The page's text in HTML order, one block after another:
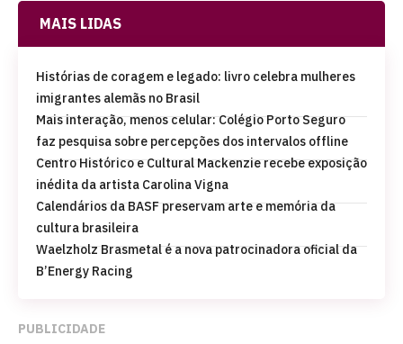
MAIS LIDAS
Histórias de coragem e legado: livro celebra mulheres
imigrantes alemãs no Brasil
Mais interação, menos celular: Colégio Porto Seguro
faz pesquisa sobre percepções dos intervalos offline
Centro Histórico e Cultural Mackenzie recebe exposição
inédita da artista Carolina Vigna
Calendários da BASF preservam arte e memória da
cultura brasileira
Waelzholz Brasmetal é a nova patrocinadora oficial da
B’Energy Racing
PUBLICIDADE